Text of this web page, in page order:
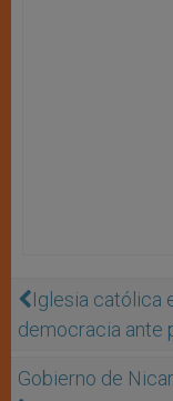
Iglesia católica
democracia ante
Gobierno de